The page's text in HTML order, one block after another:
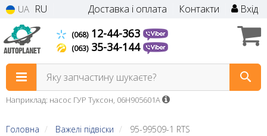
UA RU Доставка і оплата Контакти Вхід
(068)12-44-363
(063)35-34-144
Яку запчастину шукаєте?
Наприклад: насос ГУР Туксон, 06H905601A
Головна Важелі підвіски 95-99509-1 RTS